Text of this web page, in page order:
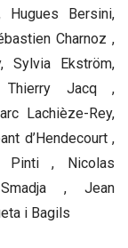
Hugues Bersini,
Charnoz ,
Sylvia Ekström,
Thierry Jacq ,
Lachièze-Rey,
d’Hendecourt ,
Pinti , Nicolas
Smadja , Jean
i Bagils